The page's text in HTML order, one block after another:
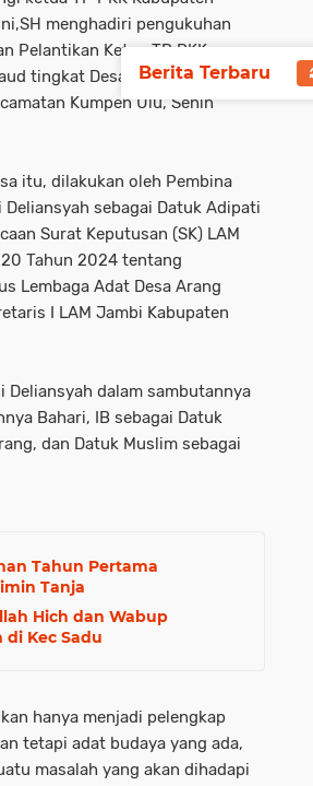
menghadiri pengukuhan
Pelantikan Ketua TP PKK
tingkat Desa di dua Desa, Desa
Kumpeh Ulu, Senin
itu, dilakukan oleh Pembina
sebagai Datuk Adipati
Surat Keputusan (SK) LAM
Tahun 2024 tentang
Lembaga Adat Desa Arang
I LAM Jambi Kabupaten
dalam sambutannya
Bahari, IB sebagai Datuk
dan Datuk Muslim sebagai
Tahun Pertama
Tanja
Hich dan Wabup
di Kec Sadu
hanya menjadi pelengkap
tetapi adat budaya yang ada,
masalah yang akan dihadapi
Berita Terbaru